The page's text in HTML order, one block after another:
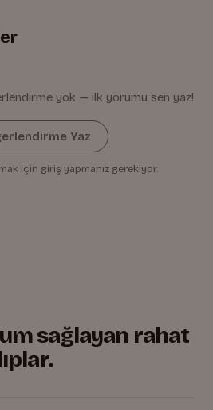
yok — ilk yorumu sen yaz!
Yaz
için giriş yapmanız gerekiyor.
sağlayan rahat